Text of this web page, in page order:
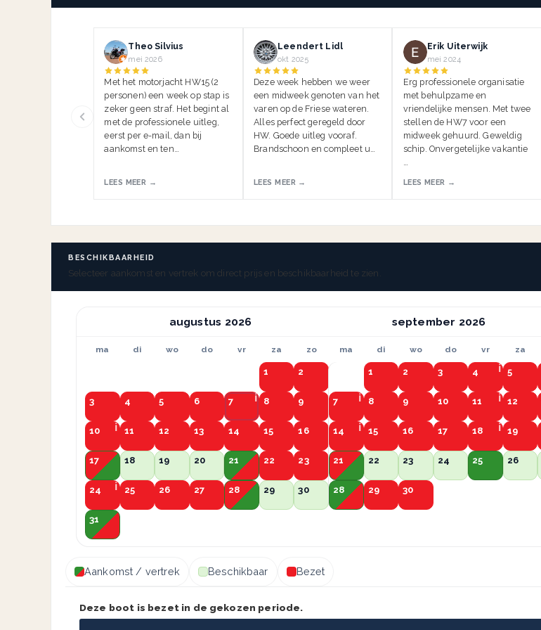
BESCHIKBAARHEID
Selecteer aankomst en vertrek om direct prijs en beschikbaarheid te zien.
augustus september
ma di wo do vr za zo ma di wo do vr za
1 2
3 4 5 6 7 8 9
10 11 12 13 14 15 16
17 18 19 20 21 22 23
24 25 26 27 28 29 30
31
1 2 3 4 5
7 8 9 10 11 12
14 15 16 17 18 19
21 22 23 24 25 26
28 29 30
Aankomst / vertrek Beschikbaar Bezet
Deze boot is bezet in de gekozen periode.
Theo Silvius
mei 2026
Met het motorjacht HW15 (2
personen) een week op stap is
zeker geen straf. Het begint al
met de professionele uitleg,
eerst per e-mail, dan bij
aankomst en ten…
LEES MEER →
Leendert Lidl
okt 2025
Deze week hebben we weer
een midweek genoten van het
varen op de Friese wateren.
Alles perfect geregeld door
HW. Goede uitleg vooraf.
Brandschoon en compleet u…
LEES MEER →
Erik Uiterwijk
mei 2024
Erg professionele organisatie
met behulpzame en
vriendelijke mensen. Met twee
stellen de HW7 voor een
midweek gehuurd. Geweldig
schip. Onvergetelijke vakantie
LEES MEER →